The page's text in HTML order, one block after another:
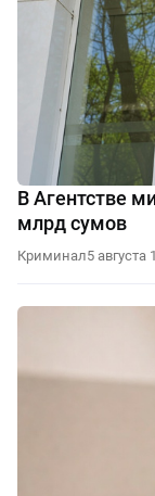
В Агентстве
млрд сумов
Криминал5 августа